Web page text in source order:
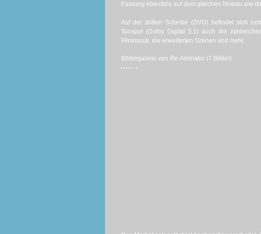
Fassung ebenfalls auf dem gleichen Niveau wie
Auf der dritten Scheibe (DVD) befindet sich
Tonspur (Dolby Digital 5.1) auch die
Filmmusik, die erweiterten Szenen und mehr.
Bildergalerie von Re-Animator (7 Bilder)